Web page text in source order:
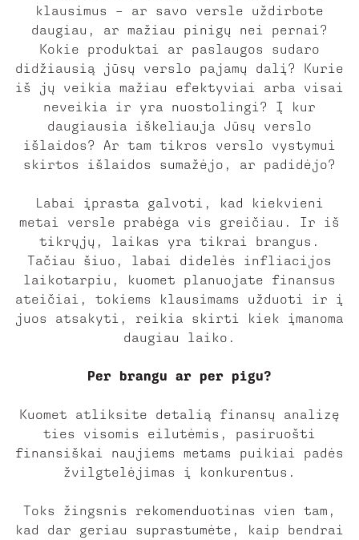
klausimus – ar savo versle uždirbote
daugiau, ar mažiau pinigų nei pernai?
Kokie produktai ar paslaugos sudaro
didžiausią jūsų verslo pajamų dalį? Kurie
iš jų veikia mažiau efektyviai arba visai
neveikia ir yra nuostolingi? Į kur
daugiausia iškeliauja Jūsų verslo
išlaidos? Ar tam tikros verslo vystymui
skirtos išlaidos sumažėjo, ar padidėjo?
Labai įprasta galvoti, kad kiekvieni
metai versle prabėga vis greičiau. Ir iš
tikrųjų, laikas yra tikrai brangus.
Tačiau šiuo, labai didelės infliacijos
laikotarpiu, kuomet planuojate finansus
ateičiai, tokiems klausimams užduoti ir į
juos atsakyti, reikia skirti kiek įmanoma
daugiau laiko.
Per brangu ar per pigu?
Kuomet atliksite detalią finansų analizę
ties visomis eilutėmis, pasiruošti
finansiškai naujiems metams puikiai padės
žvilgtelėjimas į konkurentus.
Toks žingsnis rekomenduotinas vien tam,
kad dar geriau suprastumėte, kaip bendrai